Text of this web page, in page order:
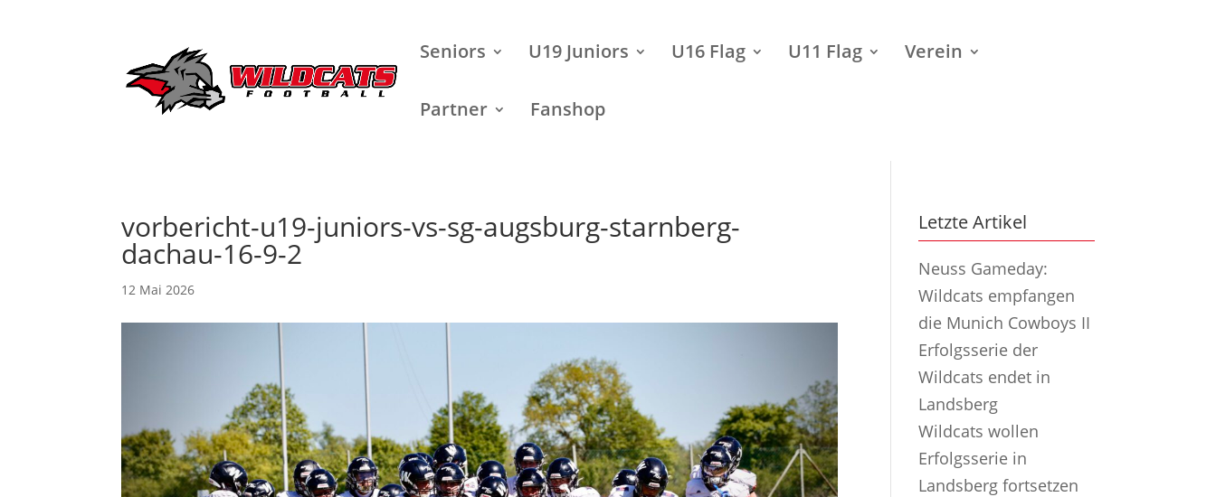
Seniors U19 Juniors U16 Flag U11 Flag Verein
Partner Fanshop
vorbericht-u19-juniors-vs-sg-augsburg-starnberg-
dachau-16-9-2
12 Mai 2026
Letzte Artikel
Neuss Gameday:
Wildcats empfangen
die Munich Cowboys II
Erfolgsserie der
Wildcats endet in
Landsberg
Wildcats wollen
Erfolgsserie in
Landsberg fortsetzen